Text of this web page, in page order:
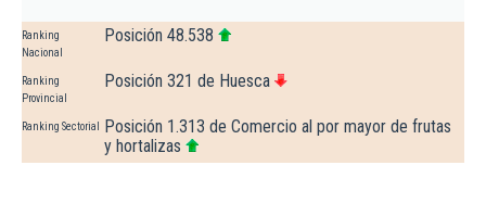
Ranking
Nacional
Posición 48.538
Ranking
Provincial
Posición 321 de Huesca
Ranking Sectorial
Posición 1.313 de Comercio al por mayor de frutas
y hortalizas